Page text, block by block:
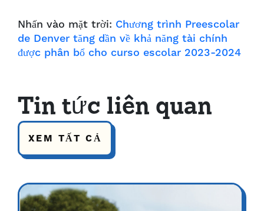
Nhấn vào mặt trời: Chương trình Preescolar
de Denver tăng dần về khả năng tài chính
được phân bổ cho curso escolar 2023-2024
Tin tức liên quan
XEM TẤT CẢ